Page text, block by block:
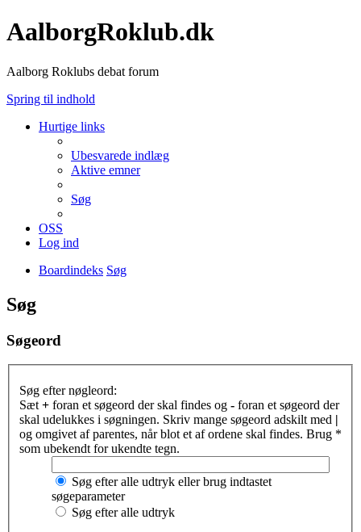
AalborgRoklub.dk
Aalborg Roklubs debat forum
Spring til indhold
Hurtige links
Ubesvarede indlæg
Aktive emner
Søg
OSS
Log ind
Boardindeks Søg
Søg
Søgeord
Søg efter nøgleord:
Sæt + foran et søgeord der skal findes og - foran et søgeord der
skal udelukkes i søgningen. Skriv mange søgeord adskilt med |
og omgivet af parentes, når blot et af ordene skal findes. Brug *
som ubekendt for ukendte tegn.
Søg efter alle udtryk eller brug indtastet
søgeparameter
Søg efter alle udtryk